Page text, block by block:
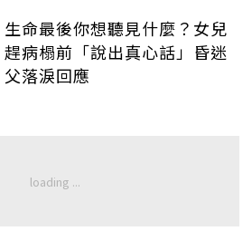
生命最後你想聽見什麼？女兒
趕病榻前「說出真心話」昏迷
父落淚回應